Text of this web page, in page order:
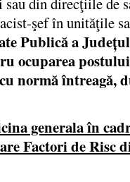
şef în unităţile
Publică a
ocuparea
normă întreagă,
generala în
Factori de Risc